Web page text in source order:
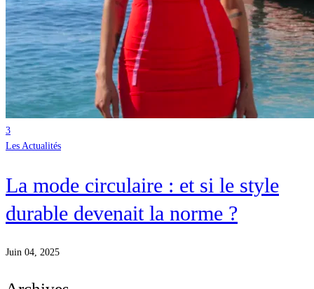
3
Les Actualités
La mode circulaire : et si le style
durable devenait la norme ?
Juin 04, 2025